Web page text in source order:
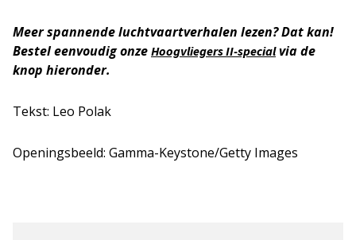
Meer spannende luchtvaartverhalen lezen? Dat kan!
Bestel eenvoudig onze Hoogvliegers II-specialvia de
knop hieronder.
Tekst: Leo Polak
Openingsbeeld: Gamma-Keystone/Getty Images